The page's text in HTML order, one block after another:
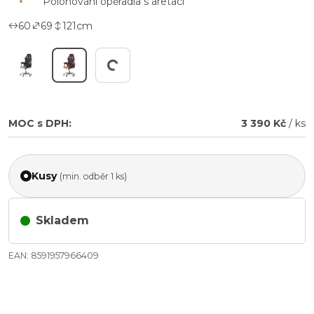
60
69 121cm
Pracuji...
MOC s DPH: 3 390 Kč / ks
Kusy (min. odběr 1 ks)
Skladem
EAN: 8591957966409